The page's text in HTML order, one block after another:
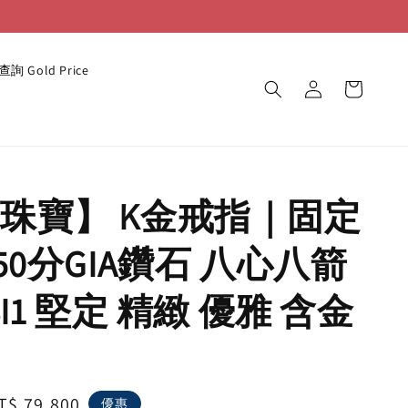
詢 Gold Price
珠寶】 K金戒指｜固定
分GIA鑽石 八心八箭
堅定 精緻 優雅 含金
優惠